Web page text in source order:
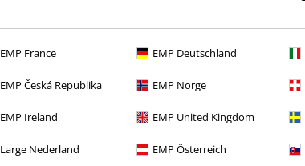
EMP France EMP Deutschland
EMP Česká Republika EMP Norge
EMP Ireland EMP United Kingdom
Large Nederland EMP Österreich